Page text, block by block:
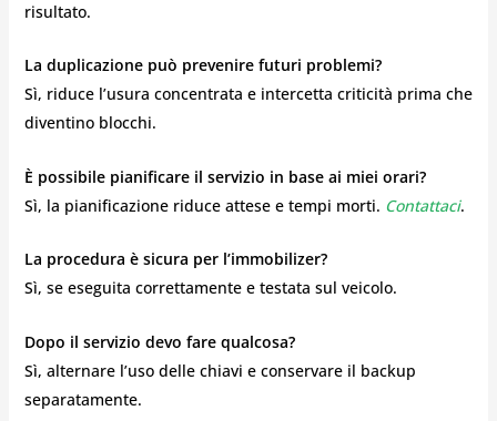
risultato.
La duplicazione può prevenire futuri problemi?
Sì, riduce l’usura concentrata e intercetta criticità prima che
diventino blocchi.
È possibile pianificare il servizio in base ai miei orari?
Sì, la pianificazione riduce attese e tempi morti. Contattaci.
La procedura è sicura per l’immobilizer?
Sì, se eseguita correttamente e testata sul veicolo.
Dopo il servizio devo fare qualcosa?
Sì, alternare l’uso delle chiavi e conservare il backup
separatamente.